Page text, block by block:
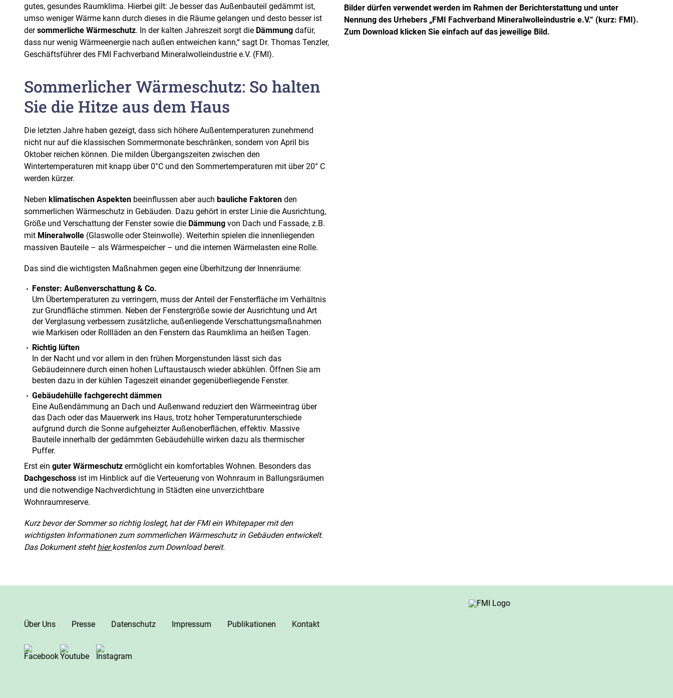
gutes, gesundes Raumklima. Hierbei gilt: Je besser das Außenbauteil gedämmt ist,
umso weniger Wärme kann durch dieses in die Räume gelangen und desto besser ist
dersommerliche Wärmeschutz. In der kalten Jahreszeit sorgt die Dämmung dafür,
dass nur wenig Wärmeenergie nach außen entweichen kann,“ sagt Dr. Thomas Tenzler,
Geschäftsführer des FMI Fachverband Mineralwolleindustrie e.V. (FMI).
Sommerlicher Wärmeschutz: So halten
Sie die Hitze aus dem Haus
Die letzten Jahre haben gezeigt, dass sich höhere Außentemperaturen zunehmend
nicht nur auf die klassischen Sommermonate beschränken, sondern von April bis
Oktober reichen können. Die milden Übergangszeiten zwischen den
Wintertemperaturen mit knapp über 0°C und den Sommertemperaturen mit über 20° C
werden kürzer.
Neben klimatischen Aspekten beeinflussen aber auch bauliche Faktoren den
sommerlichen Wärmeschutz in Gebäuden. Dazu gehört in erster Linie die Ausrichtung,
Größe und Verschattung der Fenster sowie die Dämmung von Dach und Fassade, z.B.
mit Mineralwolle (Glaswolle oder Steinwolle). Weiterhin spielen die innenliegenden
massiven Bauteile – als Wärmespeicher – und die internen Wärmelasten eine Rolle.
Das sind die wichtigsten Maßnahmen gegen eine Überhitzung der Innenräume:
Fenster: Außenverschattung & Co.
Um Übertemperaturen zu verringern, muss der Anteil der Fensterfläche im Verhältnis
zur Grundfläche stimmen. Neben der Fenstergröße sowie der Ausrichtung und Art
der Verglasung verbessern zusätzliche, außenliegende Verschattungsmaßnahmen
wie Markisen oder Rollläden an den Fenstern das Raumklima an heißen Tagen.
Richtig lüften
In der Nacht und vor allem in den frühen Morgenstunden lässt sich das
Gebäudeinnere durch einen hohen Luftaustausch wieder abkühlen. Öffnen Sie am
besten dazu in der kühlen Tageszeit einander gegenüberliegende Fenster.
Gebäudehülle fachgerecht dämmen
Eine Außendämmung an Dach und Außenwand reduziert den Wärmeeintrag über
das Dach oder das Mauerwerk ins Haus, trotz hoher Temperaturunterschiede
aufgrund durch die Sonne aufgeheizter Außenoberflächen, effektiv. Massive
Bauteile innerhalb der gedämmten Gebäudehülle wirken dazu als thermischer
Puffer.
Erst ein guter Wärmeschutz ermöglicht ein komfortables Wohnen. Besonders das
Dachgeschoss ist im Hinblick auf die Verteuerung von Wohnraum in Ballungsräumen
und die notwendige Nachverdichtung in Städten eine unverzichtbare
Wohnraumreserve.
Kurz bevor der Sommer so richtig loslegt, hat der FMI ein Whitepaper mit den
wichtigsten Informationen zum sommerlichen Wärmeschutz in Gebäuden entwickelt.
Das Dokument stehthierkostenlos zum Download bereit.
Bilder dürfen verwendet werden im Rahmen der Berichterstattung und unter
Nennung des Urhebers „FMI Fachverband Mineralwolleindustrie e.V.“ (kurz: FMI).
Zum Download klicken Sie einfach auf das jeweilige Bild.
Über Uns Presse Datenschutz Impressum Publikationen Kontakt